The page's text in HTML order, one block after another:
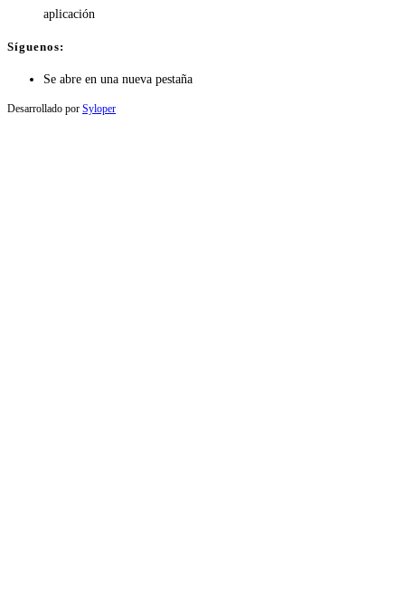
aplicación
Síguenos:
Se abre en una nueva pestaña
Desarrollado por Syloper